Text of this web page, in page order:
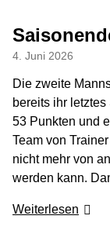
4. Juni 2026
Die zweite
bereits ihr
53 Punkten und
Team von
nicht mehr von
werden kann.
Weiterlesen